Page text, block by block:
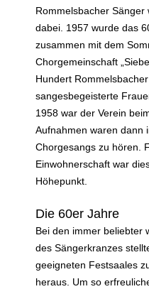
Rommelsbacher
dabei. 1957 wurde das
zusammen mit dem
Chorgemeinschaft
Hundert
sangesbegeisterte
1958 war der Verein
Aufnahmen waren dann
Chorgesangs zu hören.
Einwohnerschaft war
Höhepunkt.
Die 60er Jahre
Bei den immer beliebter
des Sängerkranzes
geeigneten Festsaales
heraus. Um so